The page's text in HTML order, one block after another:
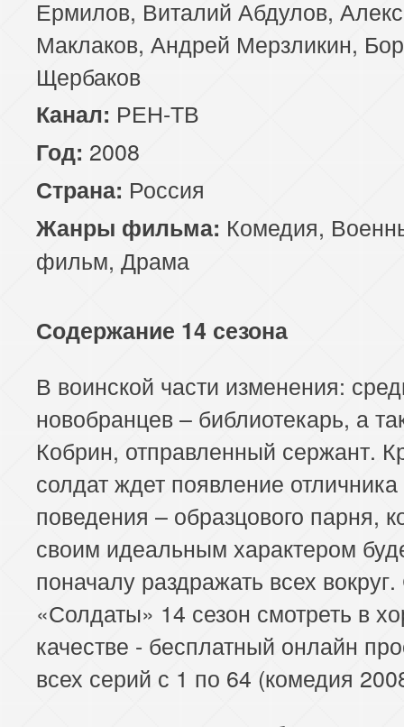
Ермилов, Виталий Абдулов,
Маклаков, Андрей Мерзликин,
Щербаков
Канал: РЕН-ТВ
Год: 2008
Страна: Россия
Жанры фильма: Комедия,
фильм, Драма
Содержание 14 сезона
В воинской части изменения:
новобранцев – библиотекарь, а
Кобрин, отправленный сержант.
солдат ждет появление отличника
поведения – образцового парня,
своим идеальным характером
поначалу раздражать всех
«Солдаты» 14 сезон смотреть в
качестве - бесплатный онлайн
всех серий с 1 по 64 (комедия